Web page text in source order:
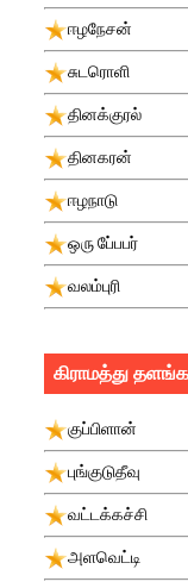
ஈழநேசன்
சுடரொளி
தினக்குரல்
தினகரன்
ஈழநாடு
ஒரு பே்பபர்
வலம்புரி
கிராமத்து
குப்பிளான்
புங்குடுதீவு
வட்டக்கச்சி
அளவெட்டி